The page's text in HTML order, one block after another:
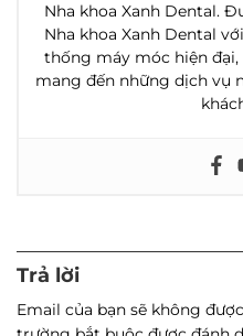
Nha khoa Xanh Dental.
Nha khoa Xanh Dental
thống máy móc hiện
mang đến những dịch vụ
Trả lời
Email của bạn sẽ không